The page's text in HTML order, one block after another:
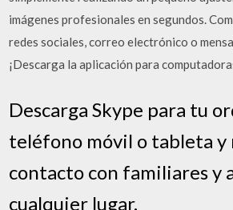
imágenes profesionales en segundos.
redes sociales, correo electrónico o
¡Descarga la aplicación para
Descarga Skype para tu
teléfono móvil o tableta y
contacto con familiares y
cualquier lugar.